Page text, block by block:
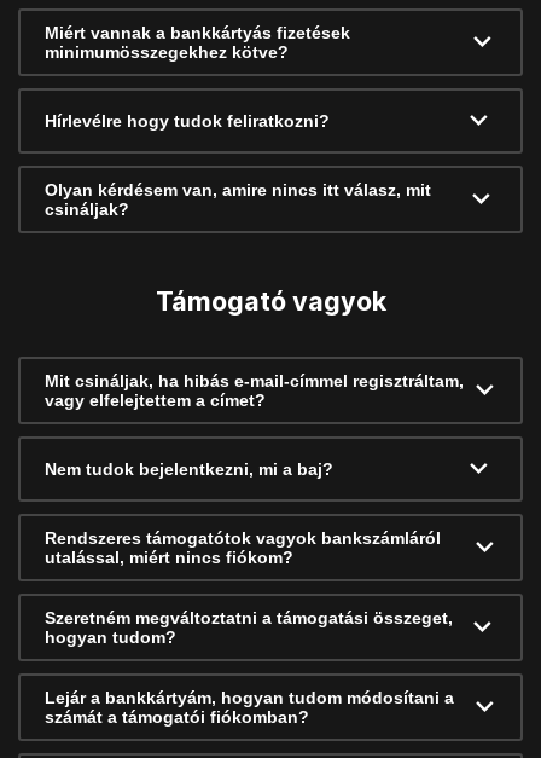
Miért vannak a bankkártyás fizetések
minimumösszegekhez kötve?
Hírlevélre hogy tudok feliratkozni?
Olyan kérdésem van, amire nincs itt válasz, mit
csináljak?
Támogató vagyok
Mit csináljak, ha hibás e-mail-címmel regisztráltam,
vagy elfelejtettem a címet?
Nem tudok bejelentkezni, mi a baj?
Rendszeres támogatótok vagyok bankszámláról
utalással, miért nincs fiókom?
Szeretném megváltoztatni a támogatási összeget,
hogyan tudom?
Lejár a bankkártyám, hogyan tudom módosítani a
számát a támogatói fiókomban?